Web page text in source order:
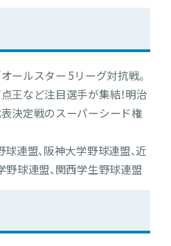
ールスター 5リーグ対抗戦。
王など注目選手が集結！明治
決定戦のスーパーシード権
連盟、阪神大学野球連盟、近
野球連盟、関西学生野球連盟